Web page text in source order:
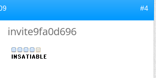
#4
invite9fa0d696